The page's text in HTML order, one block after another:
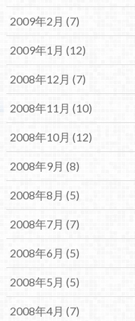
2009年2月 (7)
2009年1月 (12)
2008年12月 (7)
2008年11月 (10)
2008年10月 (12)
2008年9月 (8)
2008年8月 (5)
2008年7月 (7)
2008年6月 (5)
2008年5月 (5)
2008年4月 (7)